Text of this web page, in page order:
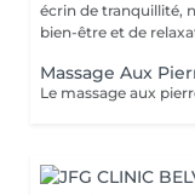
écrin de tranquillité,
bien-être et de
Massage Aux